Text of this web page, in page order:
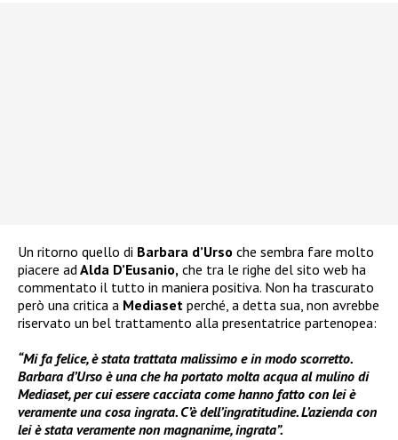
Un ritorno quello di Barbara d’Urso che sembra fare molto
piacere adAlda D’Eusanio, che tra le righe del sito web ha
commentato il tutto in maniera positiva. Non ha trascurato
però una critica a Mediaset perché, a detta sua, non avrebbe
riservato un bel trattamento alla presentatrice partenopea:
“Mi fa felice, è stata trattata malissimo e in modo scorretto.
Barbara d’Urso è una che ha portato molta acqua al mulino di
Mediaset, per cui essere cacciata come hanno fatto con lei è
veramente una cosa ingrata. C’è dell’ingratitudine. L’azienda con
lei è stata veramente non magnanime, ingrata”.